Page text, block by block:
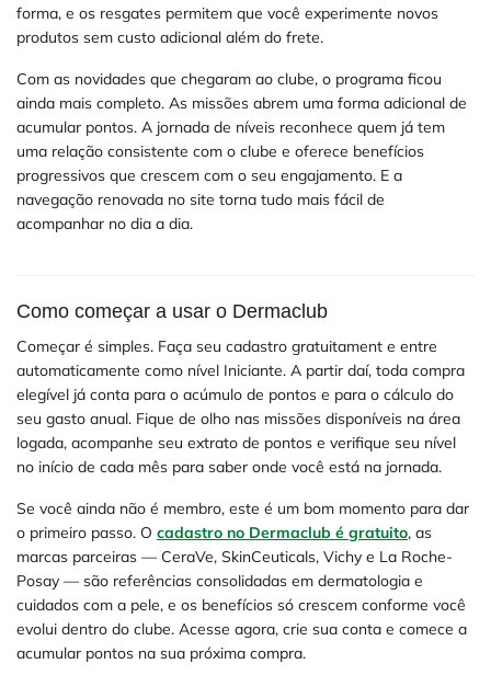
forma, e os resgates permitem que você experimente novos
produtos sem custo adicional além do frete.
Com as novidades que chegaram ao clube, o programa ficou
ainda mais completo. As missões abrem uma forma adicional de
acumular pontos. A jornada de níveis reconhece quem já tem
uma relação consistente com o clube e oferece benefícios
progressivos que crescem com o seu engajamento. E a
navegação renovada no site torna tudo mais fácil de
acompanhar no dia a dia.
Como começar a usar o Dermaclub
Começar é simples. Faça seu cadastro gratuitament e entre
automaticamente como nível Iniciante. A partir daí, toda compra
elegível já conta para o acúmulo de pontos e para o cálculo do
seu gasto anual. Fique de olho nas missões disponíveis na área
logada, acompanhe seu extrato de pontos e verifique seu nível
no início de cada mês para saber onde você está na jornada.
Se você ainda não é membro, este é um bom momento para dar
o primeiro passo. O cadastro no Dermaclub é gratuito, as
marcas parceiras — CeraVe, SkinCeuticals, Vichy e La Roche-
Posay — são referências consolidadas em dermatologia e
cuidados com a pele, e os benefícios só crescem conforme você
evolui dentro do clube. Acesse agora, crie sua conta e comece a
acumular pontos na sua próxima compra.